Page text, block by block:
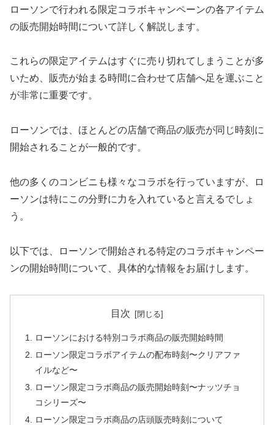
ローソンで行われる限定コラボキャンペーンの各アイテム
の販売開始時間について詳しく解説します。
これらの限定アイテムはすぐに売り切れてしまうことが多
いため、販売が始まる時間に合わせて店舗へ足を運ぶこと
が非常に重要です。
ローソンでは、ほとんどの店舗で商品の販売が同じ時刻に
開始されることが一般的です。
他の多くのコンビニも様々なコラボを行っていますが、ロ
ーソンは特にこの分野に力を入れていると言えるでしょ
う。
以下では、ローソンで開始される特定のコラボキャンペー
ンの開始時間について、具体的な情報をお届けします。
目次
ローソンにおける特別コラボ商品の販売開始時間
ローソン限定コラボアイテムの配布時刻〜クリアファ
イルなど〜
ローソン限定コラボ商品の販売開始時刻〜ナッツチョ
コシリーズ〜
ローソン限定コラボ商品の店頭販売時刻について